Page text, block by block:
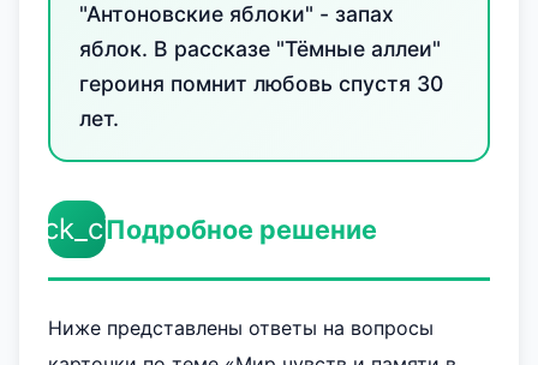
"Антоновские яблоки" - запах
яблок. В рассказе "Тёмные аллеи"
героиня помнит любовь спустя 30
лет.
Подробное решение
Ниже представлены ответы на вопросы